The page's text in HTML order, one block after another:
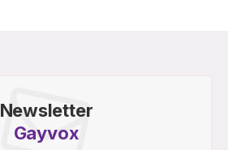
Newsletter
Gayvox